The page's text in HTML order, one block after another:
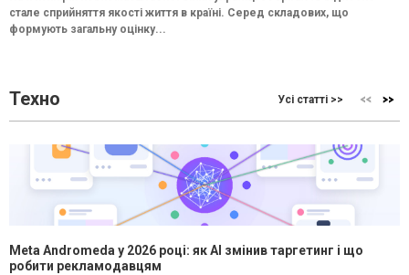
стале сприйняття якості життя в країні. Серед складових, що
формують загальну оцінку...
Техно Усі статті >>
Meta Andromeda у 2026 році: як AI змінив таргетинг і що
робити рекламодавцям